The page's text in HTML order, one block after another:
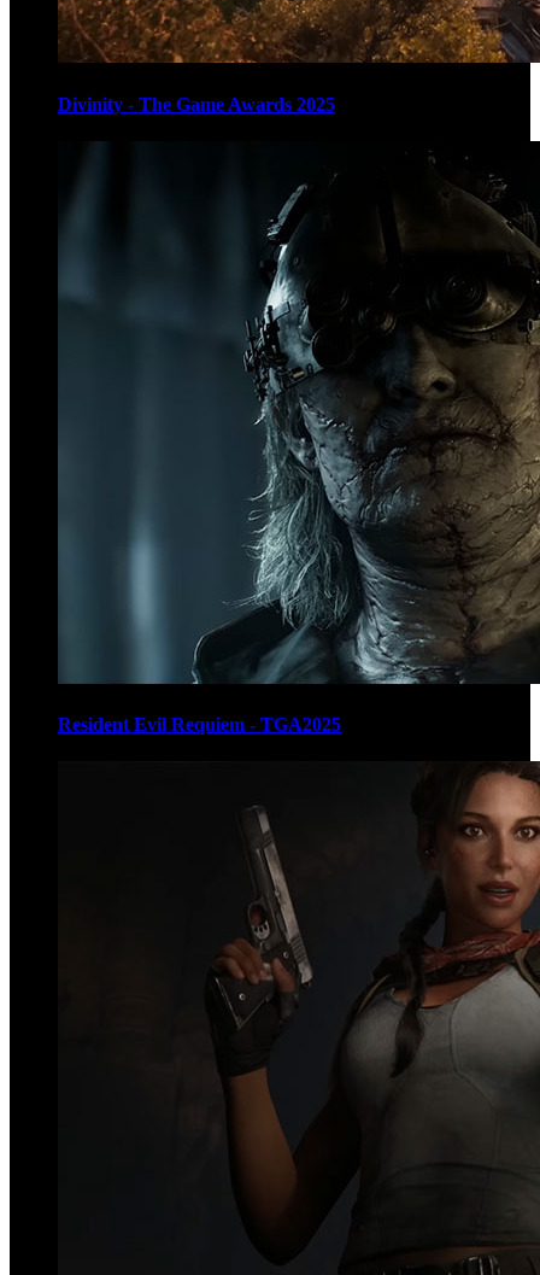
Divinity - The Game Awards 2025
Resident Evil Requiem - TGA2025